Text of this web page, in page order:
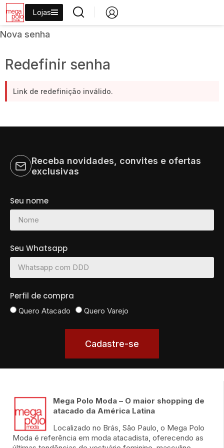
Lojas
Nova senha
Redefinir senha
Link de redefinição inválido.
Receba novidades, convites e ofertas
exclusivas
Seu nome
Seu Whatsapp
Perfil de compra
Quero Atacado Quero Varejo
Cadastre-se
Mega Polo Moda – O maior shopping de
atacado da América Latina
Localizado no Brás, São Paulo, o Mega Polo
Moda é referência em moda atacadista, oferecendo as